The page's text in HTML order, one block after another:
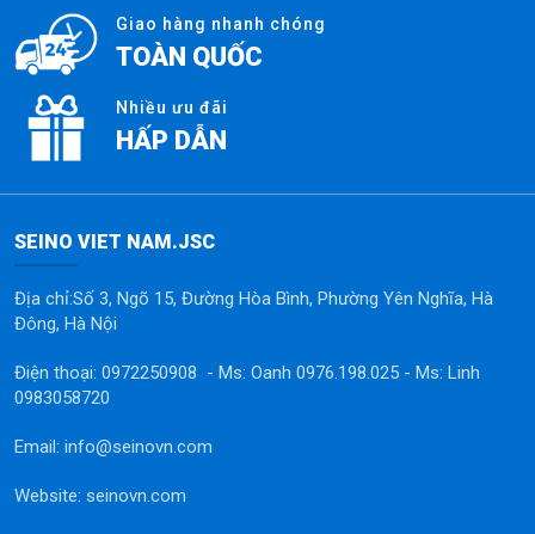
Giao hàng nhanh chóng
TOÀN QUỐC
Nhiều ưu đãi
HẤP DẪN
SEINO VIET NAM.JSC
Địa chỉ:Số 3, Ngõ 15, Đường Hòa Bình, Phường Yên Nghĩa, Hà
Đông, Hà Nội
Điện thoại: 0972250908 - Ms: Oanh 0976.198.025 - Ms: Linh
0983058720
Email: info@seinovn.com
Website: seinovn.com